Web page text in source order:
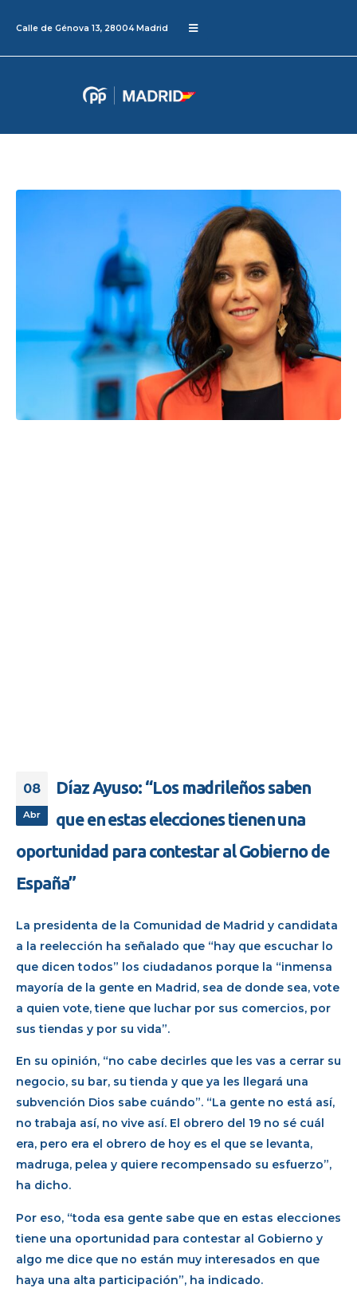
Calle de Génova 13, 28004 Madrid
08
Abr
Díaz Ayuso: “Los madrileños saben
que en estas elecciones tienen una
oportunidad para contestar al Gobierno de
España”
La presidenta de la Comunidad de Madrid y candidata
a la reelección ha señalado que “hay que escuchar lo
que dicen todos” los ciudadanos porque la “inmensa
mayoría de la gente en Madrid, sea de donde sea, vote
a quien vote, tiene que luchar por sus comercios, por
sus tiendas y por su vida”.
En su opinión, “no cabe decirles que les vas a cerrar su
negocio, su bar, su tienda y que ya les llegará una
subvención Dios sabe cuándo”. “La gente no está así,
no trabaja así, no vive así. El obrero del 19 no sé cuál
era, pero era el obrero de hoy es el que se levanta,
madruga, pelea y quiere recompensado su esfuerzo”,
ha dicho.
Por eso, “toda esa gente sabe que en estas elecciones
tiene una oportunidad para contestar al Gobierno y
algo me dice que no están muy interesados en que
haya una alta participación”, ha indicado.